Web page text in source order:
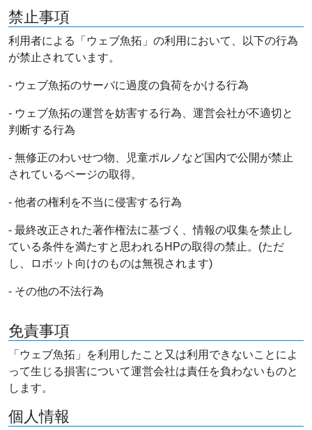
禁止事項
利用者による「ウェブ魚拓」の利用において、以下の行為
が禁止されています。
- ウェブ魚拓のサーバに過度の負荷をかける行為
- ウェブ魚拓の運営を妨害する行為、運営会社が不適切と
判断する行為
- 無修正のわいせつ物、児童ポルノなど国内で公開が禁止
されているページの取得。
- 他者の権利を不当に侵害する行為
- 最終改正された著作権法に基づく、情報の収集を禁止し
ている条件を満たすと思われるHPの取得の禁止。(ただ
し、ロボット向けのものは無視されます)
- その他の不法行為
免責事項
「ウェブ魚拓」を利用したこと又は利用できないことによ
って生じる損害について運営会社は責任を負わないものと
します。
個人情報